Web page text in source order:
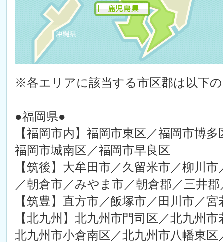
※各エリアに該当する市区郡は以下
●福岡県●
【福岡市内】福岡市東区／福岡市博
福岡市城南区／福岡市早良区
【筑後】大牟田市／久留米市／柳川
／朝倉市／みやま市／朝倉郡／三井
【筑豊】直方市／飯塚市／田川市／
【北九州】北九州市門司区／北九州
北九州市小倉南区／北九州市八幡東